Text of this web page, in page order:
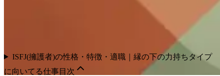
ISFJ(擁護者)の性格・特徴・適職｜縁の下の力持ちタイプ
に向いてる仕事目次